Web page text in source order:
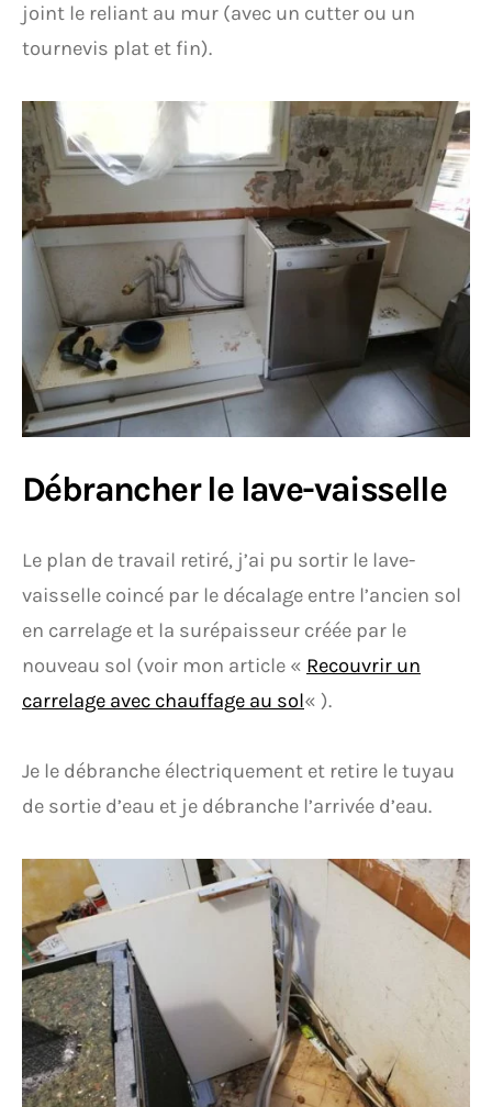
joint le reliant au mur (avec un cutter ou un
tournevis plat et fin).
Débrancher le lave-vaisselle
Le plan de travail retiré, j’ai pu sortir le lave-
vaisselle coincé par le décalage entre l’ancien sol
en carrelage et la surépaisseur créée par le
nouveau sol (voir mon article « Recouvrir un
carrelage avec chauffage au sol« ).
Je le débranche électriquement et retire le tuyau
de sortie d’eau et je débranche l’arrivée d’eau.